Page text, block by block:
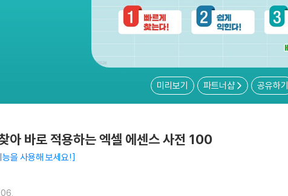
미리보기 파트너샵 공유하기
아 바로 적용하는 엑셀 에센스 사전 100
을 사용해 보세요!